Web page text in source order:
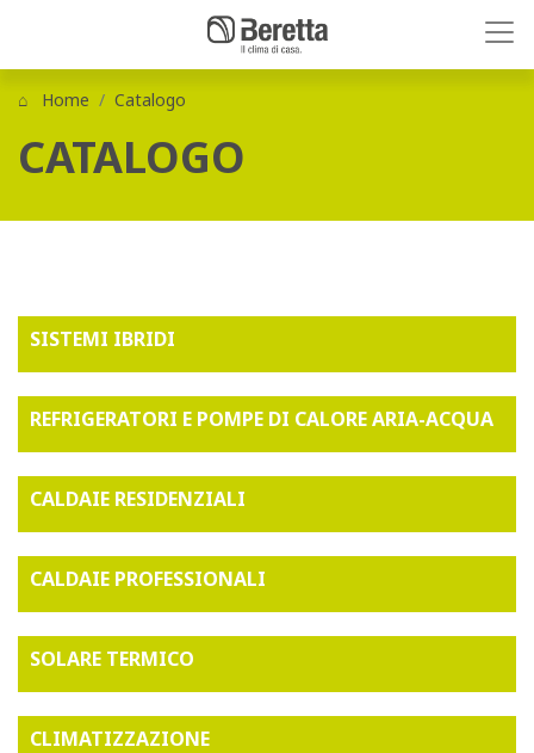
Home Catalogo
CATALOGO
SISTEMI IBRIDI
REFRIGERATORI E POMPE DI CALORE ARIA-ACQUA
CALDAIE RESIDENZIALI
CALDAIE PROFESSIONALI
SOLARE TERMICO
CLIMATIZZAZIONE